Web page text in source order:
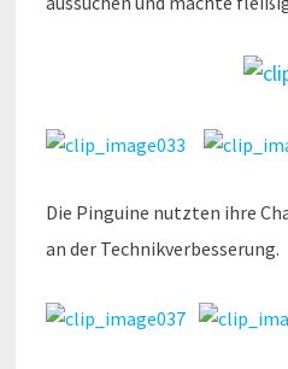
Die Pinguine nutzten ihre
an der Technikverbesserung.